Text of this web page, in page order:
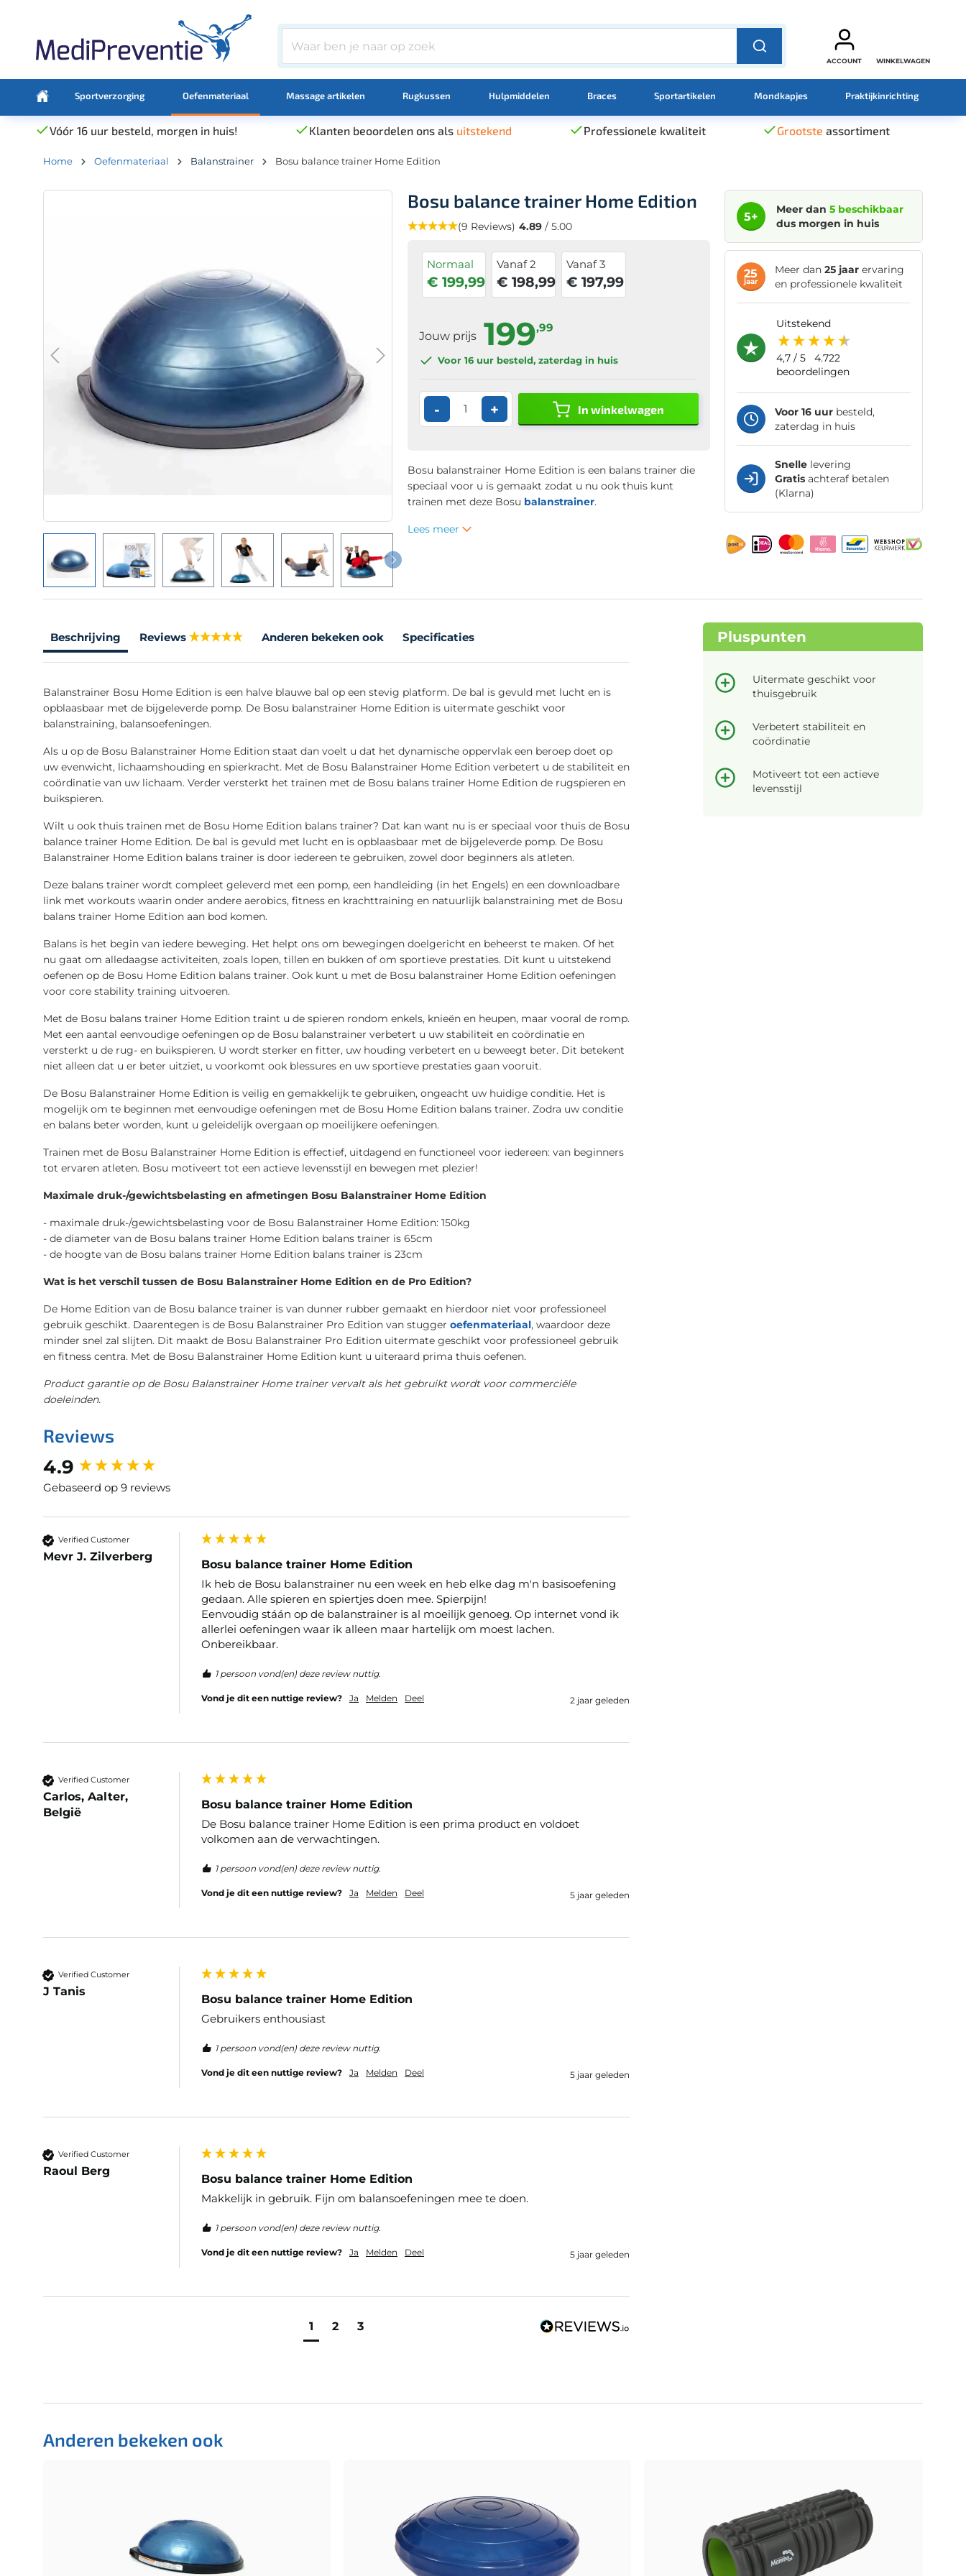
ACCOUNT WINKELWAGEN
Sportverzorging Oefenmateriaal Massage artikelen Rugkussen Hulpmiddelen Braces Sportartikelen Mondkapjes Praktijkinrichting
Vóór 16 uur besteld, morgen in huis! Klanten beoordelen ons als uitstekend Professionele kwaliteit Grootste assortiment
Home Oefenmateriaal Balanstrainer Bosu balance trainer Home Edition
Bosu balance trainer Home Edition
(9 Reviews) 4.89/ 5.00
Normaal
€ 199,99
Vanaf 2
€ 198,99
Vanaf 3
€ 197,99
Jouw prijs 199,99
Voor 16 uurbesteld, zaterdag in huis
- + In winkelwagen
Bosu balanstrainer Home Edition is een balans trainer die
speciaal voor u is gemaakt zodat u nu ook thuis kunt
trainen met deze Bosu balanstrainer.
Lees meer
5+
Meer dan 5 beschikbaar
dus morgen in huis
25
jaar
Meer dan 25 jaarervaring
en professionele kwaliteit
uitstekend
4,7/ 5
4.722
beoordelingen
Voor 16 uurbesteld,
zaterdag in huis
Snellelevering
Gratisachteraf betalen
(Klarna)
Beschrijving Reviews Anderen bekeken ook Specificaties
Balanstrainer Bosu Home Edition is een halve blauwe bal op een stevig platform. De bal is gevuld met lucht en is
opblaasbaar met de bijgeleverde pomp. De Bosu balanstrainer Home Edition is uitermate geschikt voor
balanstraining, balansoefeningen.
Als u op de Bosu Balanstrainer Home Edition staat dan voelt u dat het dynamische oppervlak een beroep doet op
uw evenwicht, lichaamshouding en spierkracht. Met de Bosu Balanstrainer Home Edition verbetert u de stabiliteit en
coördinatie van uw lichaam. Verder versterkt het trainen met de Bosu balans trainer Home Edition de rugspieren en
buikspieren.
Wilt u ook thuis trainen met de Bosu Home Edition balans trainer? Dat kan want nu is er speciaal voor thuis de Bosu
balance trainer Home Edition. De bal is gevuld met lucht en is opblaasbaar met de bijgeleverde pomp. De Bosu
Balanstrainer Home Edition balans trainer is door iedereen te gebruiken, zowel door beginners als atleten.
Deze balans trainer wordt compleet geleverd met een pomp, een handleiding (in het Engels) en een downloadbare
link met workouts waarin onder andere aerobics, fitness en krachttraining en natuurlijk balanstraining met de Bosu
balans trainer Home Edition aan bod komen.
Balans is het begin van iedere beweging. Het helpt ons om bewegingen doelgericht en beheerst te maken. Of het
nu gaat om alledaagse activiteiten, zoals lopen, tillen en bukken of om sportieve prestaties. Dit kunt u uitstekend
oefenen op de Bosu Home Edition balans trainer. Ook kunt u met de Bosu balanstrainer Home Edition oefeningen
voor core stability training uitvoeren.
Met de Bosu balans trainer Home Edition traint u de spieren rondom enkels, knieën en heupen, maar vooral de romp.
Met een aantal eenvoudige oefeningen op de Bosu balanstrainer verbetert u uw stabiliteit en coördinatie en
versterkt u de rug- en buikspieren. U wordt sterker en fitter, uw houding verbetert en u beweegt beter. Dit betekent
niet alleen dat u er beter uitziet, u voorkomt ook blessures en uw sportieve prestaties gaan vooruit.
De Bosu Balanstrainer Home Edition is veilig en gemakkelijk te gebruiken, ongeacht uw huidige conditie. Het is
mogelijk om te beginnen met eenvoudige oefeningen met de Bosu Home Edition balans trainer. Zodra uw conditie
en balans beter worden, kunt u geleidelijk overgaan op moeilijkere oefeningen.
Trainen met de Bosu Balanstrainer Home Edition is effectief, uitdagend en functioneel voor iedereen: van beginners
tot ervaren atleten. Bosu motiveert tot een actieve levensstijl en bewegen met plezier!
Maximale druk-/gewichtsbelasting en afmetingen Bosu Balanstrainer Home Edition
- maximale druk-/gewichtsbelasting voor de Bosu Balanstrainer Home Edition: 150kg
- de diameter van de Bosu balans trainer Home Edition balans trainer is 65cm
- de hoogte van de Bosu balans trainer Home Edition balans trainer is 23cm
Wat is het verschil tussen de Bosu Balanstrainer Home Edition en de Pro Edition?
De Home Edition van de Bosu balance trainer is van dunner rubber gemaakt en hierdoor niet voor professioneel
gebruik geschikt. Daarentegen is de Bosu Balanstrainer Pro Edition van stugger oefenmateriaal, waardoor deze
minder snel zal slijten. Dit maakt de Bosu Balanstrainer Pro Edition uitermate geschikt voor professioneel gebruik
en fitness centra. Met de Bosu Balanstrainer Home Edition kunt u uiteraard prima thuis oefenen.
Product garantie op de Bosu Balanstrainer Home trainer vervalt als het gebruikt wordt voor commerciële
doeleinden.
Reviews
4.9
Gebaseerd op 9 reviews
Verified Customer
Mevr J. Zilverberg
Bosu balance trainer Home Edition
Ik heb de Bosu balanstrainer nu een week en heb elke dag m'n basisoefening
gedaan. Alle spieren en spiertjes doen mee. Spierpijn!
Eenvoudig stáán op de balanstrainer is al moeilijk genoeg. Op internet vond ik
allerlei oefeningen waar ik alleen maar hartelijk om moest lachen.
Onbereikbaar.
1 persoon vond(en) deze review nuttig.
Vond je dit een nuttige review? Ja Melden Deel 2 jaar geleden
Verified Customer
Carlos, Aalter,
België
Bosu balance trainer Home Edition
De Bosu balance trainer Home Edition is een prima product en voldoet
volkomen aan de verwachtingen.
1 persoon vond(en) deze review nuttig.
Vond je dit een nuttige review? Ja Melden Deel 5 jaar geleden
Verified Customer
J Tanis
Bosu balance trainer Home Edition
Gebruikers enthousiast
1 persoon vond(en) deze review nuttig.
Vond je dit een nuttige review? Ja Melden Deel 5 jaar geleden
Verified Customer
Raoul Berg
Bosu balance trainer Home Edition
Makkelijk in gebruik. Fijn om balansoefeningen mee te doen.
1 persoon vond(en) deze review nuttig.
Vond je dit een nuttige review? Ja Melden Deel 5 jaar geleden
1 2 3
New content loaded
Pluspunten
Uitermate geschikt voor
thuisgebruik
Verbetert stabiliteit en
coördinatie
Motiveert tot een actieve
levensstijl
Anderen bekeken ook